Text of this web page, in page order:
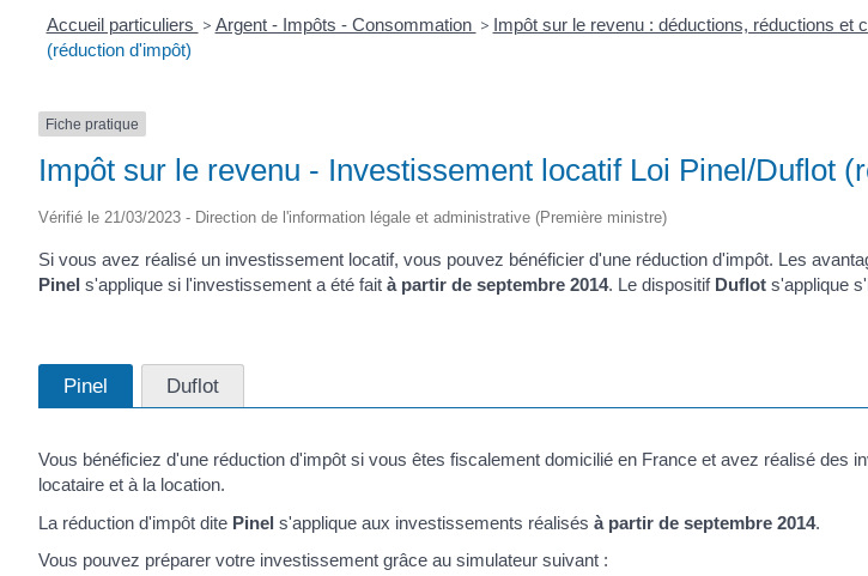
Accueil particuliers > Argent - Impôts - Consommation > Impôt sur le revenu : déductions, réductions et
(réduction d'impôt)
Fiche pratique
Impôt sur le revenu - Investissement locatif Loi Pinel/Duflot
Vérifié le 21/03/2023 - Direction de l'information légale et administrative (Première ministre)
Si vous avez réalisé un investissement locatif, vous pouvez bénéficier d'une réduction d'impôt. Les
Pinel s'applique si l'investissement a été fait à partir de septembre 2014. Le dispositif Duflot s'applique
Pinel Duflot
Vous bénéficiez d'une réduction d'impôt si vous êtes fiscalement domicilié en France et avez réalisé
locataire et à la location.
La réduction d'impôt dite Pinel s'applique aux investissements réalisés à partir de septembre 2014.
Vous pouvez préparer votre investissement grâce au simulateur suivant :